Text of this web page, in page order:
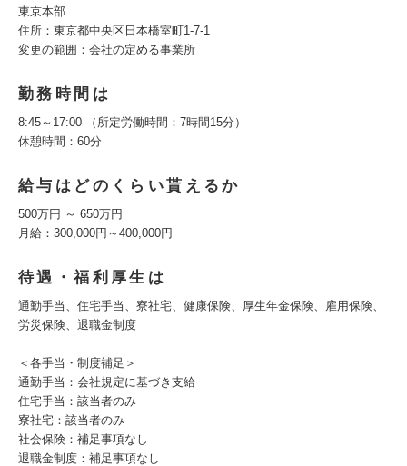
東京本部
住所：東京都中央区日本橋室町1-7-1
変更の範囲：会社の定める事業所
勤務時間は
8:45～17:00 （所定労働時間：7時間15分）
休憩時間：60分
給与はどのくらい貰えるか
500万円 ～ 650万円
月給：300,000円～400,000円
待遇・福利厚生は
通勤手当、住宅手当、寮社宅、健康保険、厚生年金保険、雇用保険、
労災保険、退職金制度
＜各手当・制度補足＞
通勤手当：会社規定に基づき支給
住宅手当：該当者のみ
寮社宅：該当者のみ
社会保険：補足事項なし
退職金制度：補足事項なし